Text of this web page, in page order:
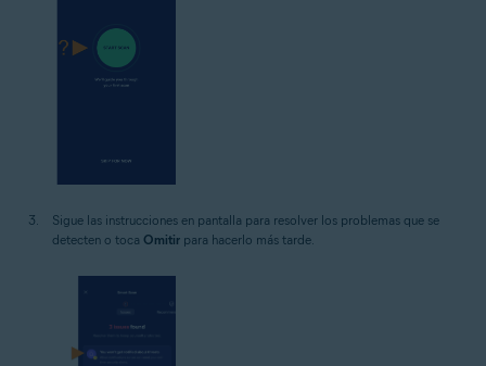
Sigue las instrucciones en pantalla para resolver los problemas que se
detecten o toca Omitir para hacerlo más tarde.